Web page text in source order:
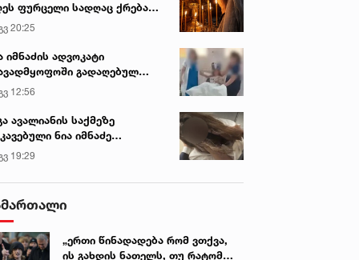
ფურცელი სადღაც ქრება
სურვილი სრულდება...“ -
ტაძარი შიდა
20:25
იმნაძის ადვოკატი
გადაღებულ
ავრცელებს
12:56
ავალიანის საქმეზე
ნია იმნაძე
გადაჰყავთ
19:29
„ერთი წინადადება რომ ვთქვა,
ის გახდის ნათელს, თუ რატომ